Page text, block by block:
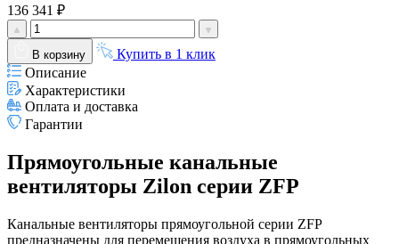
136 341 ₽
В корзину
Купить в 1 клик
Описание
Характеристики
Оплата и доставка
Гарантии
Прямоугольные канальные
вентиляторы Zilon серии ZFP
Канальные вентиляторы прямоугольной серии ZFP
предназначены для перемещения воздуха в прямоугольных